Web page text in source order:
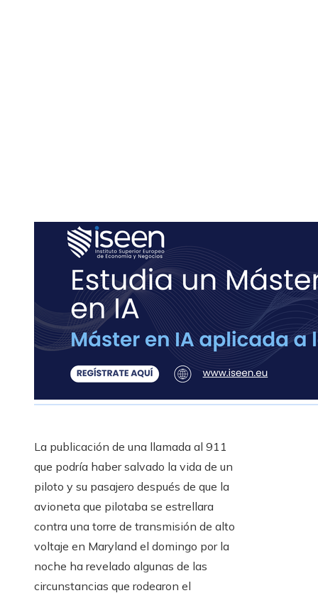
La publicación de una llamada al 911
que podría haber salvado la vida de un
piloto y su pasajero después de que la
avioneta que pilotaba se estrellara
contra una torre de transmisión de alto
voltaje en Maryland el domingo por la
noche ha revelado algunas de las
circunstancias que rodearon el